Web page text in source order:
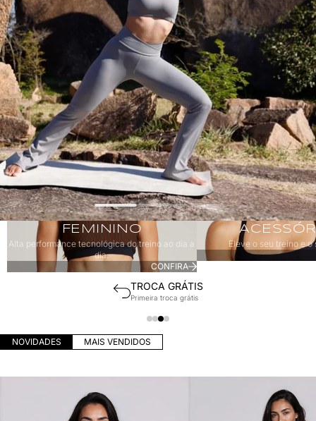
Feminino FEMININO
Alta performance tecnológica do treino ao dia a
dia.
CONFIRA
Acessórios
Eleve o seu treino e o
SUPORTE EXCLUSIVO
Consultoria via WhatsApp
NOVIDADES MAIS VENDIDOS